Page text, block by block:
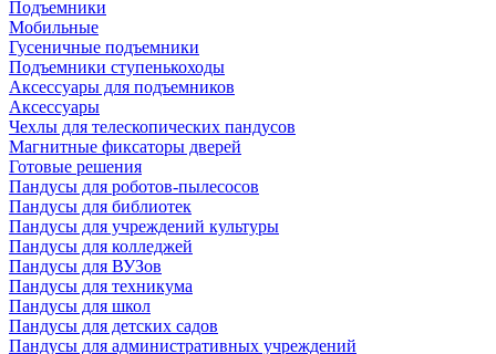
Подъемники
Мобильные
Гусеничные подъемники
Подъемники ступенькоходы
Аксессуары для подъемников
Аксессуары
Чехлы для телескопических пандусов
Магнитные фиксаторы дверей
Готовые решения
Пандусы для роботов-пылесосов
Пандусы для библиотек
Пандусы для учреждений культуры
Пандусы для колледжей
Пандусы для ВУЗов
Пандусы для техникума
Пандусы для школ
Пандусы для детских садов
Пандусы для административных учреждений